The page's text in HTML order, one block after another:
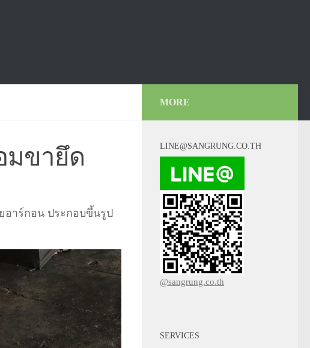
มขายึด
อาร์กอน ประกอบขึ้นรูป
MORE
LINE@SANGRUNG.CO.TH
@sangrung.co.th
SERVICES